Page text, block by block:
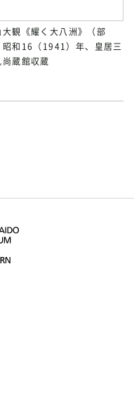
大観《耀く大八洲》（部
昭和16（1941）年、皇居三
尚蔵館収蔵